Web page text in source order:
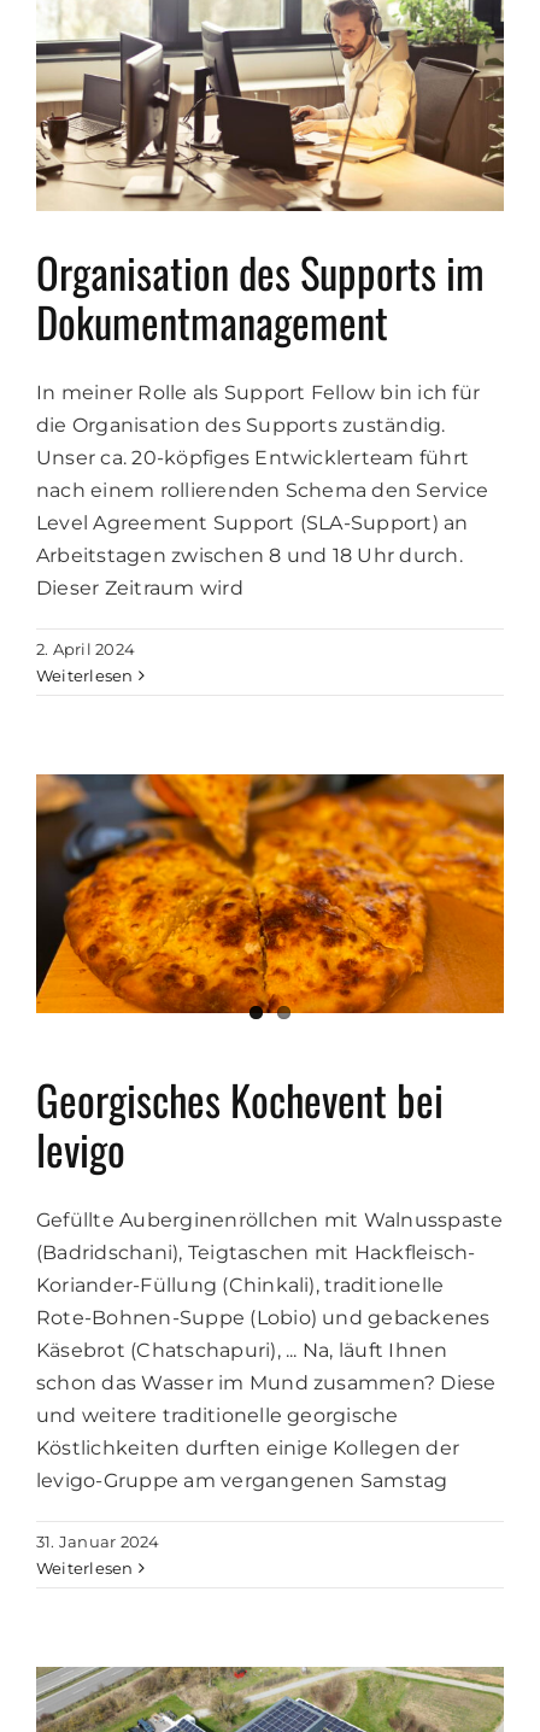
Organisation des Supports im
Dokumentmanagement
In meiner Rolle als Support Fellow bin ich für
die Organisation des Supports zuständig.
Unser ca. 20-köpfiges Entwicklerteam führt
nach einem rollierenden Schema den Service
Level Agreement Support (SLA-Support) an
Arbeitstagen zwischen 8 und 18 Uhr durch.
Dieser Zeitraum wird
2. April 2024
Weiterlesen
Georgisches Kochevent bei
levigo
Gefüllte Auberginenröllchen mit Walnusspaste
(Badridschani), Teigtaschen mit Hackfleisch-
Koriander-Füllung (Chinkali), traditionelle
Rote-Bohnen-Suppe (Lobio) und gebackenes
Käsebrot (Chatschapuri), ... Na, läuft Ihnen
schon das Wasser im Mund zusammen? Diese
und weitere traditionelle georgische
Köstlichkeiten durften einige Kollegen der
levigo-Gruppe am vergangenen Samstag
31. Januar 2024
Weiterlesen